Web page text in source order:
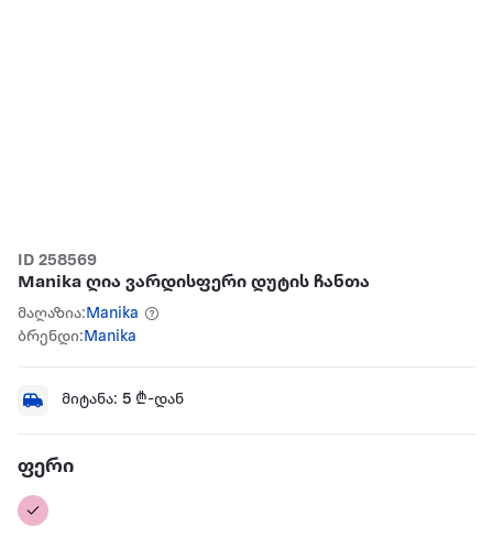
ID 258569
Manika ღია ვარდისფერი დუტის ჩანთა
მაღაზია: Manika
ბრენდი: Manika
მიტანა: 5 ₾-დან
ფერი